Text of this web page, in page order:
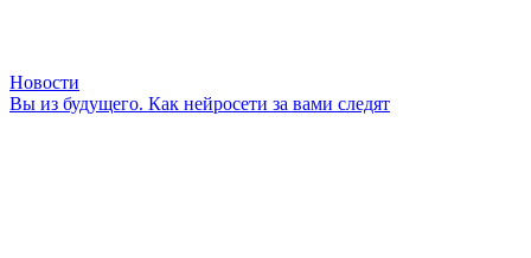
Новости
Вы из будущего. Как нейросети за вами следят